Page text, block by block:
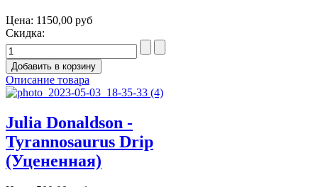
Цена: 1150,00 руб
Скидка:
Описание товара
Julia Donaldson -
Tyrannosaurus Drip
(Уцененная)